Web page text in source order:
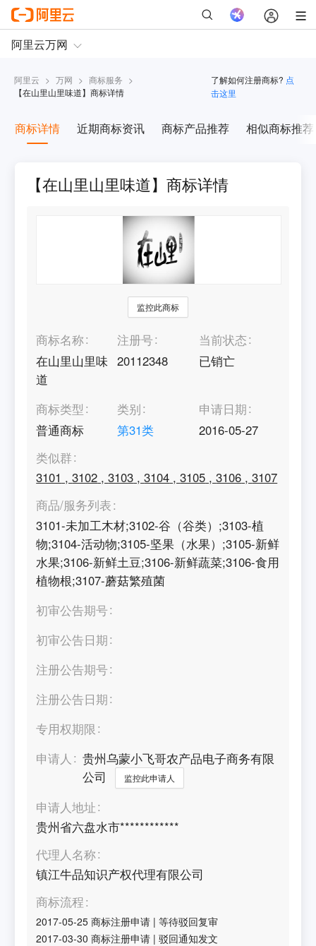
阿里云 > 万网 > 商标服务 >
【在山里山里味道】商标详情
了解如何注册商标? 点
击这里
商标详情 近期商标资讯 商标产品推荐 相似商标推荐
【在山里山里味道】商标详情
监控此商标
商标名称
在山里山里味
道
注册号
20112348
当前状态
已销亡
商标类型
普通商标
类别
第31类
申请日期
2016-05-27
类似群
3101 ,3102 ,3103 ,3104 ,3105 ,3106 ,3107
商品/服务列表
3101-未加工木材;3102-谷（谷类）;3103-植
物;3104-活动物;3105-坚果（水果）;3105-新鲜
水果;3106-新鲜土豆;3106-新鲜蔬菜;3106-食用
植物根;3107-蘑菇繁殖菌
初审公告期号
初审公告日期
注册公告期号
注册公告日期
专用权期限
申请人
贵州乌蒙小飞哥农产品电子商务有限
公司
监控此申请人
申请人地址
贵州省六盘水市************
代理人名称
镇江牛品知识产权代理有限公司
商标流程
2017-05-25 商标注册申请 |等待驳回复审
2017-03-30 商标注册申请 |驳回通知发文